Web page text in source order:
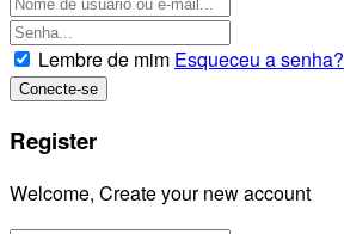
Lembre de mim Esqueceu a senha?
Register
Welcome, Create your new account